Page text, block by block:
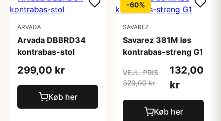
ARVADA
Arvada DBBRD34
kontrabas-stol
299,00 kr
Køb her
-60%
SAVAREZ
Savarez 381M løs
kontrabas-streng G1
VEJL. PRIS
329,00 kr
132,00
kr
Køb her